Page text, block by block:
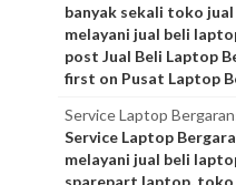
banyak sekali toko
melayani jual beli
post Jual Beli Laptop
first on Pusat Laptop
Service Laptop
Service Laptop
melayani jual beli